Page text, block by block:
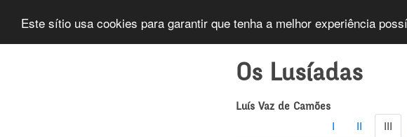
Este sítio usa cookies para garantir que tenha a melhor experiência
Os Lusíadas
Luís Vaz de Camões